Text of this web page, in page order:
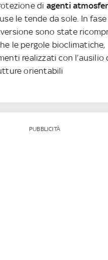
di agenti
le tende da sole. In fase
sono state
le pergole bioclimatiche,
realizzati con l’ausilio
orientabili
PUBBLICITÀ